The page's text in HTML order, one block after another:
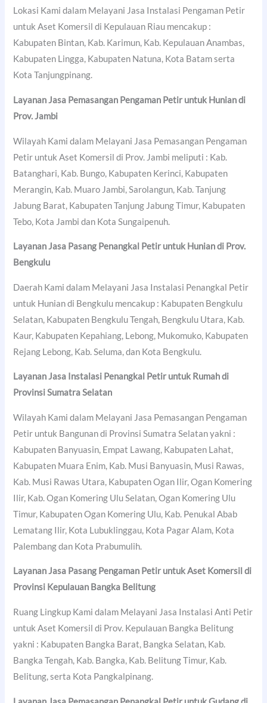
Lokasi Kami dalam Melayani Jasa Instalasi Pengaman Petir
untuk Aset Komersil di Kepulauan Riau mencakup :
Kabupaten Bintan, Kab. Karimun, Kab. Kepulauan Anambas,
Kabupaten Lingga, Kabupaten Natuna, Kota Batam serta
Kota Tanjungpinang.
Layanan Jasa Pemasangan Pengaman Petir untuk Hunian di
Prov. Jambi
Wilayah Kami dalam Melayani Jasa Pemasangan Pengaman
Petir untuk Aset Komersil di Prov. Jambi meliputi : Kab.
Batanghari, Kab. Bungo, Kabupaten Kerinci, Kabupaten
Merangin, Kab. Muaro Jambi, Sarolangun, Kab. Tanjung
Jabung Barat, Kabupaten Tanjung Jabung Timur, Kabupaten
Tebo, Kota Jambi dan Kota Sungaipenuh.
Layanan Jasa Pasang Penangkal Petir untuk Hunian di Prov.
Bengkulu
Daerah Kami dalam Melayani Jasa Instalasi Penangkal Petir
untuk Hunian di Bengkulu mencakup : Kabupaten Bengkulu
Selatan, Kabupaten Bengkulu Tengah, Bengkulu Utara, Kab.
Kaur, Kabupaten Kepahiang, Lebong, Mukomuko, Kabupaten
Rejang Lebong, Kab. Seluma, dan Kota Bengkulu.
Layanan Jasa Instalasi Penangkal Petir untuk Rumah di
Provinsi Sumatra Selatan
Wilayah Kami dalam Melayani Jasa Pemasangan Pengaman
Petir untuk Bangunan di Provinsi Sumatra Selatan yakni :
Kabupaten Banyuasin, Empat Lawang, Kabupaten Lahat,
Kabupaten Muara Enim, Kab. Musi Banyuasin, Musi Rawas,
Kab. Musi Rawas Utara, Kabupaten Ogan Ilir, Ogan Komering
Ilir, Kab. Ogan Komering Ulu Selatan, Ogan Komering Ulu
Timur, Kabupaten Ogan Komering Ulu, Kab. Penukal Abab
Lematang Ilir, Kota Lubuklinggau, Kota Pagar Alam, Kota
Palembang dan Kota Prabumulih.
Layanan Jasa Pasang Pengaman Petir untuk Aset Komersil di
Provinsi Kepulauan Bangka Belitung
Ruang Lingkup Kami dalam Melayani Jasa Instalasi Anti Petir
untuk Aset Komersil di Prov. Kepulauan Bangka Belitung
yakni : Kabupaten Bangka Barat, Bangka Selatan, Kab.
Bangka Tengah, Kab. Bangka, Kab. Belitung Timur, Kab.
Belitung, serta Kota Pangkalpinang.